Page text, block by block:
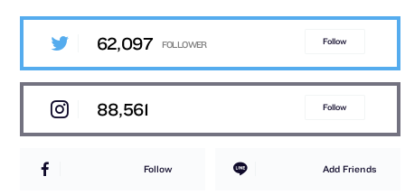
62,097 Follow
88,561 Follow
Follow Add Friends